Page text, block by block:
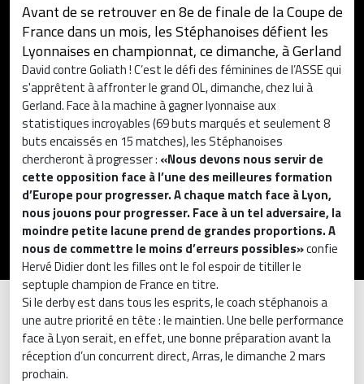
Avant de se retrouver en 8e de finale de la Coupe de
France dans un mois, les Stéphanoises défient les
Lyonnaises en championnat, ce dimanche, à Gerland
David contre Goliath ! C’est le défi des féminines de l’ASSE qui
s'apprêtent à affronter le grand OL, dimanche, chez lui à
Gerland. Face à la machine à gagner lyonnaise aux
statistiques incroyables (69 buts marqués et seulement 8
buts encaissés en 15 matches), les Stéphanoises
chercheront à progresser : «Nous devons nous servir de
cette opposition face à l’une des meilleures formation
d’Europe pour progresser. A chaque match face à Lyon,
nous jouons pour progresser. Face à un tel adversaire, la
moindre petite lacune prend de grandes proportions. A
nous de commettre le moins d’erreurs possibles»confie
Hervé Didier dont les filles ont le fol espoir de titiller le
septuple champion de France en titre.
Si le derby est dans tous les esprits, le coach stéphanois a
une autre priorité en tête : le maintien. Une belle performance
face à Lyon serait, en effet, une bonne préparation avant la
réception d’un concurrent direct, Arras, le dimanche 2 mars
prochain.